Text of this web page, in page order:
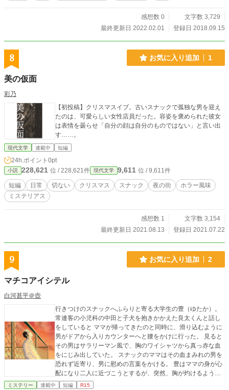
感想数 0
文字数 3,729
最終更新日 2022.02.01
登録日 2018.09.15
8 お気に入り追加 1
美の仮面
彩乃
【初投稿】クリスマスイブ。古いスナックで孤独な男を迎え
たのは、可愛らしい女性店員だった。容姿を褒められた彼女
は表情を曇らせ「自分の顔は自分のものではない」と言い出
す……。
現代文学 連載中 短編
24h.ポイント 0pt
小説 228,621 位 / 228,621件 現代文学 9,611 位 / 9,611件
短編 日常 切ない クリスマス スナック 夜の街
ホラー風味
ミステリアス
感想数 1
文字数 3,154
最終更新日 2021.08.13
登録日 2021.07.22
9 お気に入り追加 2
マチコアイシテル
白河甚平＠壺
行きつけのスナックへふらりと寄る大学生の豊（ゆたか）。
常連客の小児科の中田と子犬を抱きかかえた良太くんと話し
をしていると ママが帰ってきたのと同時に、滑り込むように
男がドアから入りカウンターへと腰をかけに行った。 見ると
その男はサラリーマン風で、胸のワイシャツから真っ赤な血
をにじみ出していた。 スナックのママはその血まみれの男を
恐れず近寄り、男に慰めの言葉をかける。 豊はママの身が心
配になり二人に近づこうとするが、突然、胸が灼けるような
痛みを感じ彼は床の上でのた打ち回る。 どうやら豊は血まみ
ミステリー 連載中 短編 R15